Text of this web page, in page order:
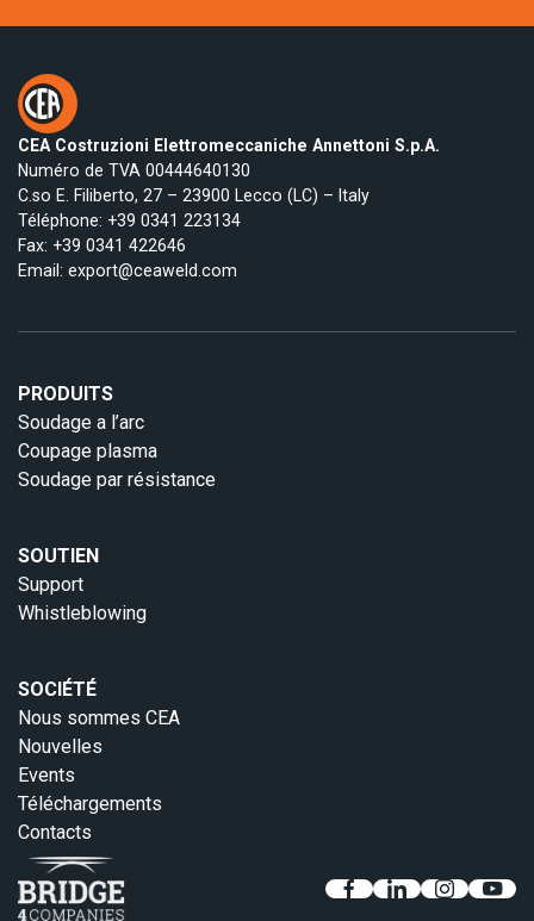
CEA Costruzioni Elettromeccaniche Annettoni S.p.A.
Numéro de TVA 00444640130
C.so E. Filiberto, 27 – 23900 Lecco (LC) – Italy
Téléphone: +39 0341 223134
Fax: +39 0341 422646
Email: export@ceaweld.com
PRODUITS
Soudage a l’arc
Coupage plasma
Soudage par résistance
SOUTIEN
Support
Whistleblowing
SOCIÉTÉ
Nous sommes CEA
Nouvelles
Events
Téléchargements
Contacts